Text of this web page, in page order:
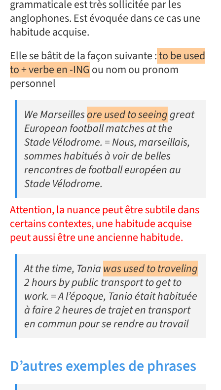
grammaticale est très sollicitée par les
anglophones. Est évoquée dans ce cas une
habitude acquise.
Elle se bâtit de la façon suivante :to be used
to + verbe en -ING ou nom ou pronom
personnel
We Marseillesare used to seeinggreat
European football matches at the
Stade Vélodrome. = Nous, marseillais,
sommes habitués à voir de belles
rencontres de football européen au
Stade Vélodrome.
Attention, la nuance peut être subtile dans
certains contextes, une habitude acquise
peut aussi être une ancienne habitude.
At the time, Taniawas used to traveling
2 hours by public transport to get to
work. = A l’époque, Tania était habituée
à faire 2 heures de trajet en transport
en commun pour se rendre au travail
D’autres exemples de phrases